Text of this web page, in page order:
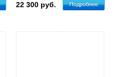
22 300 руб. Подробнее